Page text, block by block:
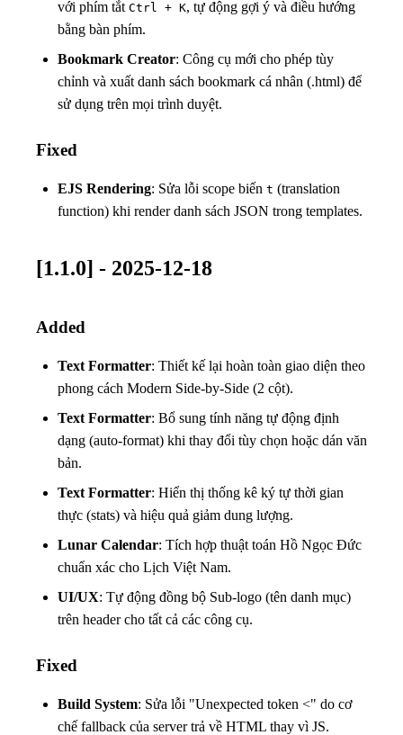
với phím tắt Ctrl + K, tự động gợi ý và điều hướng
bằng bàn phím.
Bookmark Creator: Công cụ mới cho phép tùy
chỉnh và xuất danh sách bookmark cá nhân (.html) để
sử dụng trên mọi trình duyệt.
Fixed
EJS Rendering: Sửa lỗi scope biến t (translation
function) khi render danh sách JSON trong templates.
[1.1.0] - 2025-12-18
Added
Text Formatter: Thiết kế lại hoàn toàn giao diện theo
phong cách Modern Side-by-Side (2 cột).
Text Formatter: Bổ sung tính năng tự động định
dạng (auto-format) khi thay đổi tùy chọn hoặc dán văn
bản.
Text Formatter: Hiển thị thống kê ký tự thời gian
thực (stats) và hiệu quả giảm dung lượng.
Lunar Calendar: Tích hợp thuật toán Hồ Ngọc Đức
chuẩn xác cho Lịch Việt Nam.
UI/UX: Tự động đồng bộ Sub-logo (tên danh mục)
trên header cho tất cả các công cụ.
Fixed
Build System: Sửa lỗi "Unexpected token <" do cơ
chế fallback của server trả về HTML thay vì JS.